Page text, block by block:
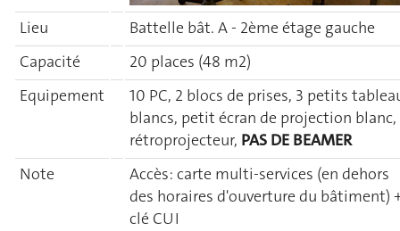
Lieu
Battelle bât. A - 2ème étage gauche
Capacité
20 places (48 m2)
Equipement
10 PC, 2 blocs de prises, 3 petits
blancs, petit écran de projection blanc,
rétroprojecteur, PAS DE BEAMER
Note
Accès: carte multi-services (en dehors
des horaires d'ouverture du bâtiment)
clé CUI